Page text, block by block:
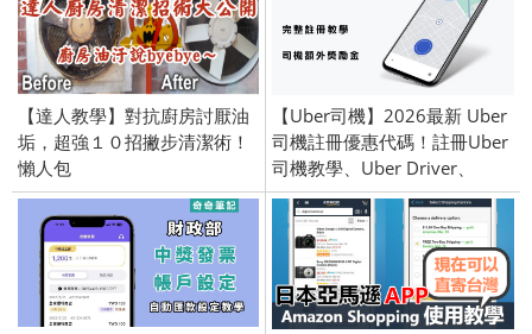
【達人教學】對抗廚房討厭油
垢，超強１０招撇步清潔術！
懶人包
【Uber司機】2026最新 Uber
司機註冊優惠代碼！註冊Uber
司機教學、Uber Driver、
UberTAXI、呼叫小黃、賺回饋
金、優步司機